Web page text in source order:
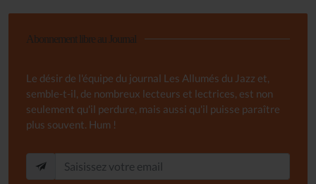
Abonnement libre au Journal
Le désir de l'équipe du journal Les Allumés du Jazz et,
semble-t-il, de nombreux lecteurs et lectrices, est non
seulement qu'il perdure, mais aussi qu'il puisse paraître
plus souvent. Hum !